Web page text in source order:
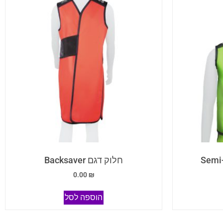
חלוק דגם Backsaver
0.00₪
הוספה לסל